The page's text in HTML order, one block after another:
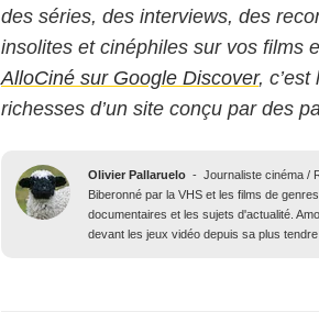
des séries, des interviews, des
insolites et cinéphiles sur vos films
AlloCiné sur Google Discover, c’est
richesses d’un site conçu par des
Olivier Pallaruelo - Journaliste cinéma /
Biberonné par la VHS et les films de
documentaires et les sujets d'actualité.
devant les jeux vidéo depuis sa plus tendre